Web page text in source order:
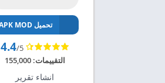
تحميل APK MOD
4.4/5
التقييمات:155,000
انشاء تقرير